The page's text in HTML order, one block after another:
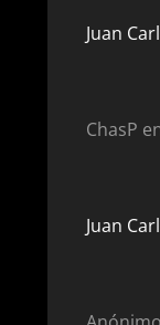
Juan
ChasP
Juan